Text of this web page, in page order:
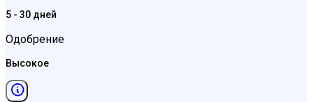
5 - 30 дней
Одобрение
Высокое